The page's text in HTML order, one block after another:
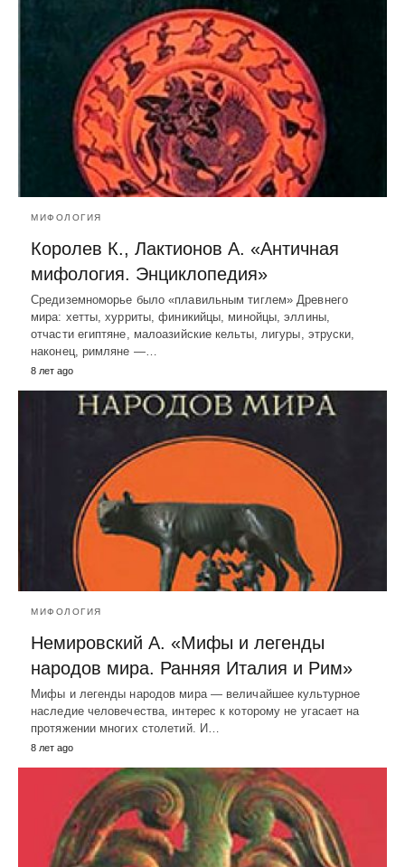
МИФОЛОГИЯ
Королев К., Лактионов А. «Античная
мифология. Энциклопедия»
Средиземноморье было «плавильным тиглем» Древнего
мира: хетты, хурриты, финикийцы, минойцы, эллины,
отчасти египтяне, малоазийские кельты, лигуры, этруски,
наконец, римляне —…
8 лет ago
МИФОЛОГИЯ
Немировский А. «Мифы и легенды
народов мира. Ранняя Италия и Рим»
Мифы и легенды народов мира — величайшее культурное
наследие человечества, интерес к которому не угасает на
протяжении многих столетий. И…
8 лет ago